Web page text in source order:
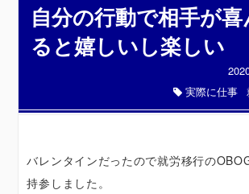
自分の行動で相手が
ると嬉しいし楽しい
実際に仕事
バレンタインだったので就労移行の
持参しました。